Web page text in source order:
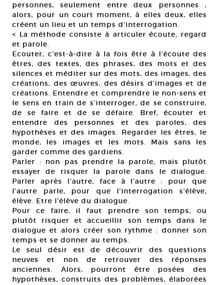
personnes, seulement entre deux personnes ;
alors, pour un court moment, à elles deux, elles
créent un lieu et un temps d’interrogation.
< La méthode consiste à articuler écoute, regard
et parole.
Ecouter, c’est-à-dire à la fois être à l’écoute des
êtres, des textes, des phrases, des mots et des
silences et méditer sur des mots, des images, des
créations, des œuvres, des désirs d’images et de
créations. Entendre et comprendre le non-sens et
le sens en train de s’interroger, de se construire,
de se faire et de se défaire. Bref, écouter et
entendre des personnes et des paroles, des
hypothèses et des images. Regarder les êtres, le
monde, les images et les mots. Mais sans les
garder comme des gardiens.
Parler : non pas prendre la parole, mais plutôt
essayer de risquer la parole dans le dialogue.
Parler après l’autre, face à l’autre : pour que
l’autre parle, pour que l’interrogation s’élève,
élève. Etre l’élève du dialogue.
Pour ce faire, il faut prendre son temps, ou
plutôt risquer et accueillir son temps dans le
dialogue et alors créer son rythme : donner son
temps et se donner au temps.
Le seul désir est de découvrir des questions
neuves et non de retrouver des réponses
anciennes. Alors, pourront être posées des
hypothèses, construits des problèmes, élaborées